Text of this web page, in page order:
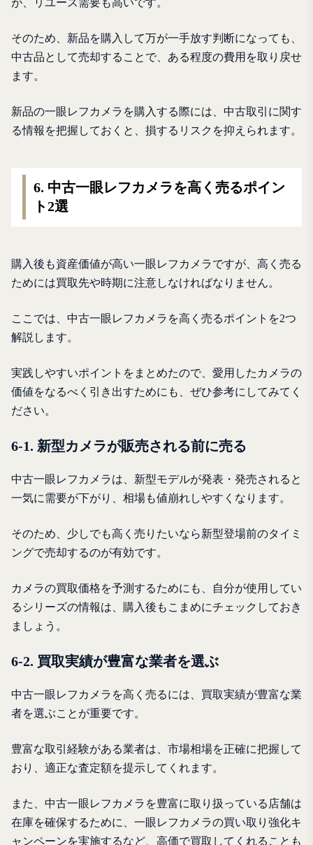
が、リユース需要も高いです。
そのため、新品を購入して万が一手放す判断になっても、
中古品として売却することで、ある程度の費用を取り戻せ
ます。
新品の一眼レフカメラを購入する際には、中古取引に関す
る情報を把握しておくと、損するリスクを抑えられます。
6. 中古一眼レフカメラを高く売るポイン
ト2選
購入後も資産価値が高い一眼レフカメラですが、高く売る
ためには買取先や時期に注意しなければなりません。
ここでは、中古一眼レフカメラを高く売るポイントを2つ
解説します。
実践しやすいポイントをまとめたので、愛用したカメラの
価値をなるべく引き出すためにも、ぜひ参考にしてみてく
ださい。
6-1. 新型カメラが販売される前に売る
中古一眼レフカメラは、新型モデルが発表・発売されると
一気に需要が下がり、相場も値崩れしやすくなります。
そのため、少しでも高く売りたいなら新型登場前のタイミ
ングで売却するのが有効です。
カメラの買取価格を予測するためにも、自分が使用してい
るシリーズの情報は、購入後もこまめにチェックしておき
ましょう。
6-2. 買取実績が豊富な業者を選ぶ
中古一眼レフカメラを高く売るには、買取実績が豊富な業
者を選ぶことが重要です。
豊富な取引経験がある業者は、市場相場を正確に把握して
おり、適正な査定額を提示してくれます。
また、中古一眼レフカメラを豊富に取り扱っている店舗は
在庫を確保するために、一眼レフカメラの買い取り強化キ
ャンペーンを実施するなど、高価で買取してくれることも